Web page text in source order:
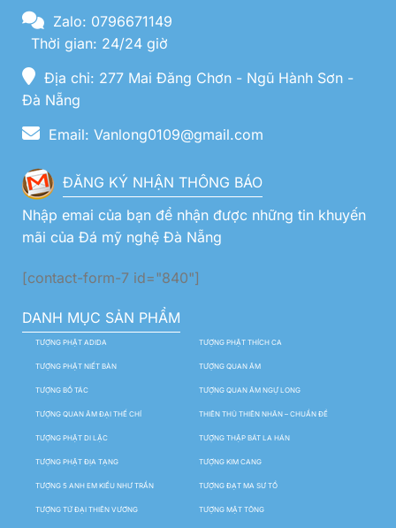
Zalo: 0796671149
Thời gian: 24/24 giờ
Địa chỉ: 277 Mai Đăng Chơn - Ngũ Hành Sơn -
Đà Nẵng
Email: Vanlong0109@gmail.com
ĐĂNG KÝ NHẬN THÔNG BÁO
Nhập emai của bạn để nhận được những tin khuyến
mãi của Đá mỹ nghệ Đà Nẵng
[contact-form-7 id="840"]
DANH MỤC SẢN PHẨM
TƯỢNG PHẬT ADIDA TƯỢNG PHẬT THÍCH CA
TƯỢNG PHẬT NIẾT BÀN TƯỢNG QUAN ÂM
TƯỢNG BỒ TÁC TƯỢNG QUAN ÂM NGỰ LONG
TƯỢNG QUAN ÂM ĐẠI THẾ CHÍ THIÊN THỦ THIÊN NHÃN – CHUẨN ĐỀ
TƯỢNG PHẬT DI LẶC TƯỢNG THẬP BÁT LA HÁN
TƯỢNG PHẬT ĐỊA TẠNG TƯỢNG KIM CANG
TƯỢNG 5 ANH EM KIỀU NHƯ TRẦN TƯỢNG ĐẠT MA SƯ TỔ
TƯỢNG TỨ ĐẠI THIÊN VƯƠNG TƯỢNG MẬT TÔNG